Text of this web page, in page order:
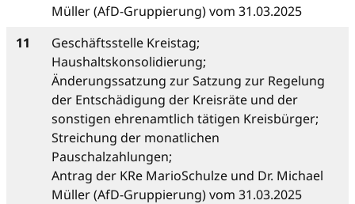
Müller (AfD-Gruppierung) vom 31.03.2025
11
Geschäftsstelle Kreistag;
Haushaltskonsolidierung;
Änderungssatzung zur Satzung zur Regelung
der Entschädigung der Kreisräte und der
sonstigen ehrenamtlich tätigen Kreisbürger;
Streichung der monatlichen
Pauschalzahlungen;
Antrag der KRe MarioSchulze und Dr. Michael
Müller (AfD-Gruppierung) vom 31.03.2025